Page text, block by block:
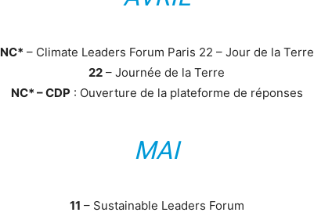
NC* – Climate Leaders Forum Paris 22 – Jour de la Terre
22 – Journée de la Terre
NC* – CDP : Ouverture de la plateforme de réponses
MAI
11 – Sustainable Leaders Forum